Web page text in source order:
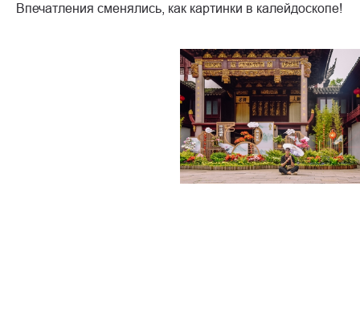
Впечатления сменялись, как картинки в калейдоскопе!